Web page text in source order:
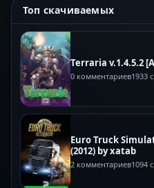
Топ скачиваемых
Terraria v.1.4.5.2
0 комментариев1933
Euro Truck
(2012) by xatab
2 комментариев1094